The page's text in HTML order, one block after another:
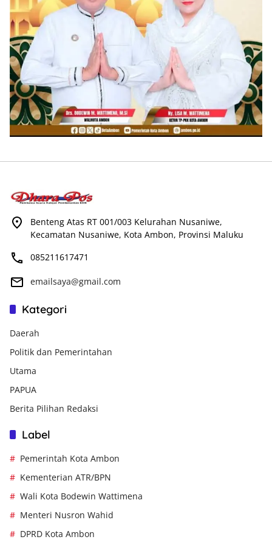
Benteng Atas RT 001/003 Kelurahan Nusaniwe,
Kecamatan Nusaniwe, Kota Ambon, Provinsi Maluku
085211617471
emailsaya@gmail.com
Kategori
Daerah
Politik dan Pemerintahan
Utama
PAPUA
Berita Pilihan Redaksi
Label
Pemerintah Kota Ambon
Kementerian ATR/BPN
Wali Kota Bodewin Wattimena
Menteri Nusron Wahid
DPRD Kota Ambon